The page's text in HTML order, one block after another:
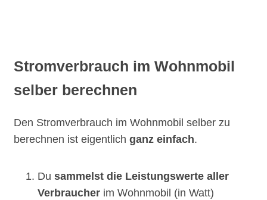
Stromverbrauch im Wohnmobil
selber berechnen
Den Stromverbrauch im Wohnmobil selber zu
berechnen ist eigentlich ganz einfach.
Du sammelst die Leistungswerte aller
Verbraucher im Wohnmobil (in Watt)